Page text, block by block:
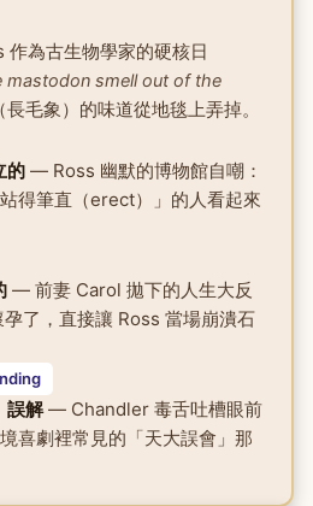
為古生物學家的硬核日
mastodon smell out of the
毛象）的味道從地毯上弄掉。
的— Ross 幽默的博物館自嘲：
得筆直（erect）」的人看起來
— 前妻 Carol 拋下的人生大反
孕了，直接讓 Ross 當場崩潰石
誤解— Chandler 毒舌吐槽眼前
喜劇裡常見的「天大誤會」那